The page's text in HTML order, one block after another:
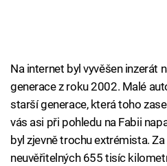
Na internet byl vyvěšen inzerát
generace z roku 2002. Malé
starší generace, která toho
vás asi při pohledu na Fabii
byl zjevně trochu extrémista.
neuvěřitelných 655 tisíc